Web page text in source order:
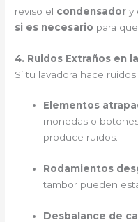
reviso el condensador y
si es necesario para
4. Ruidos Extraños en
Si tu lavadora hace
Elementos
monedas o
produce ruidos.
Rodamientos
tambor pueden
Desbalance de